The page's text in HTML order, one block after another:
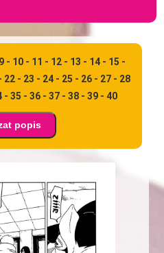
9 - 10 - 11 - 12 - 13 - 14 - 15 -
22 - 23 - 24 - 25 - 26 - 27 - 28
- 35 - 36 - 37 - 38 - 39 - 40
popis